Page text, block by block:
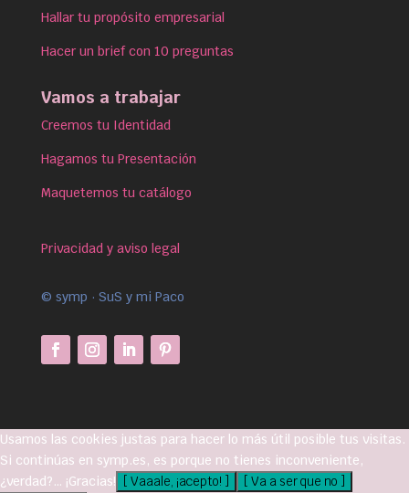
Hallar tu propósito empresarial
Hacer un brief con 10 preguntas
Vamos a trabajar
Creemos tu Identidad
Hagamos tu Presentación
Maquetemos tu catálogo
Privacidad y aviso legal
© symp · SuS y mi Paco
Usamos las cookies justas para hacer lo más útil posible tus visitas.
Si continúas en symp.es, es porque no tienes inconveniente,
¿verdad?… ¡Gracias!
[ Vaaale, ¡acepto! ] [ Va a ser que no ]